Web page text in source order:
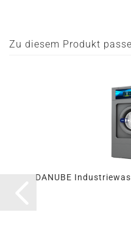
Zu diesem Produkt
DANUBE